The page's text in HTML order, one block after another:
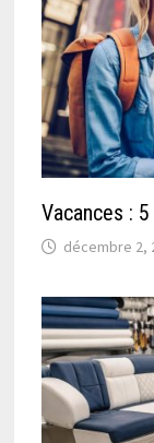
Vacances :
décembre 2,